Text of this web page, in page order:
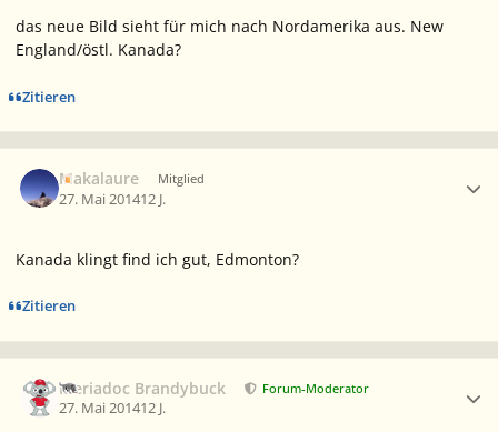
das neue Bild sieht für mich nach Nordamerika aus. New
England/östl. Kanada?
Zitieren
Makalaure Mitglied
27. Mai 201412 J.
Kanada klingt find ich gut, Edmonton?
Zitieren
Meriadoc Brandybuck Forum-Moderator
27. Mai 201412 J.